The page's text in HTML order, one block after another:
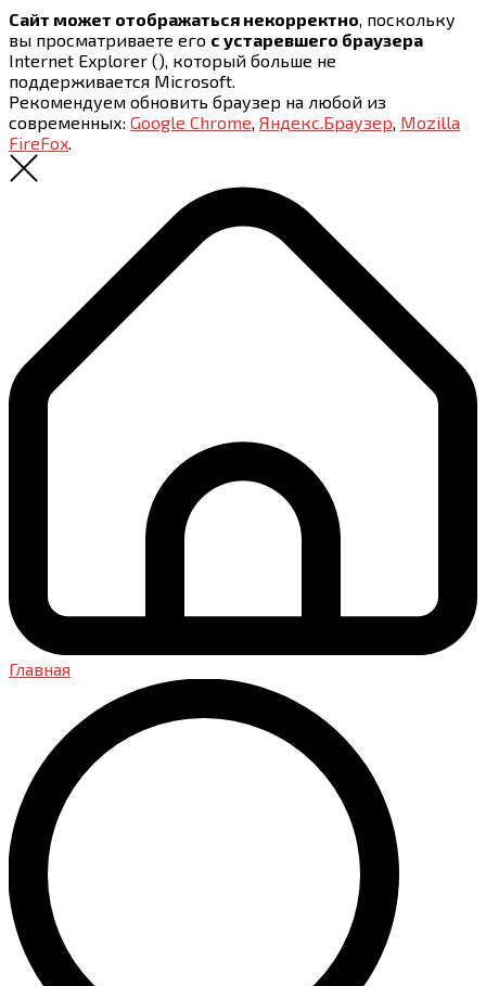
Сайт может отображаться некорректно, поскольку
вы просматриваете его с устаревшего браузера
Internet Explorer (), который больше не
поддерживается Microsoft.
Рекомендуем обновить браузер на любой из
современных: Google Chrome, Яндекс.Браузер, Mozilla
FireFox.
Главная